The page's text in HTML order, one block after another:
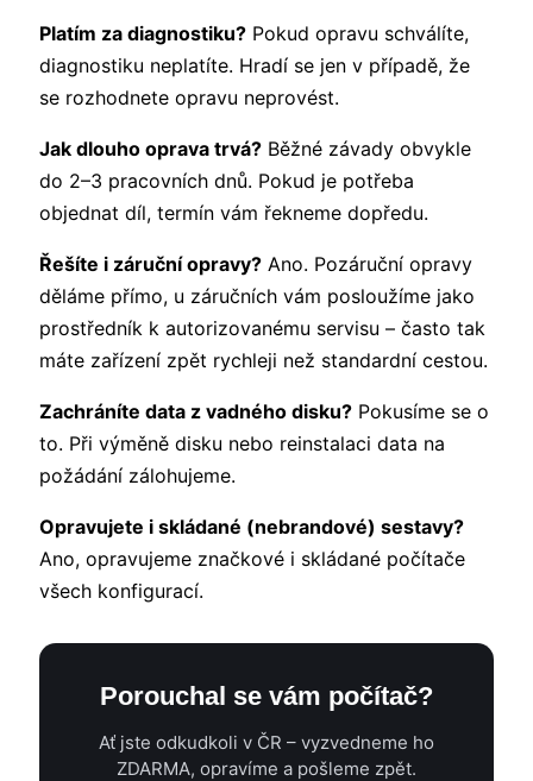
Platím za diagnostiku? Pokud opravu schválíte,
diagnostiku neplatíte. Hradí se jen v případě, že
se rozhodnete opravu neprovést.
Jak dlouho oprava trvá? Běžné závady obvykle
do 2–3 pracovních dnů. Pokud je potřeba
objednat díl, termín vám řekneme dopředu.
Řešíte i záruční opravy? Ano. Pozáruční opravy
děláme přímo, u záručních vám posloužíme jako
prostředník k autorizovanému servisu – často tak
máte zařízení zpět rychleji než standardní cestou.
Zachráníte data z vadného disku? Pokusíme se o
to. Při výměně disku nebo reinstalaci data na
požádání zálohujeme.
Opravujete i skládané (nebrandové) sestavy?
Ano, opravujeme značkové i skládané počítače
všech konfigurací.
Porouchal se vám počítač?
Ať jste odkudkoli v ČR – vyzvedneme ho
ZDARMA, opravíme a pošleme zpět.